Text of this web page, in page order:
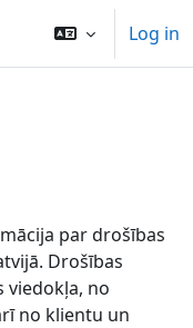
Log in
par drošības
Drošības
viedokļa, no
no klientu un